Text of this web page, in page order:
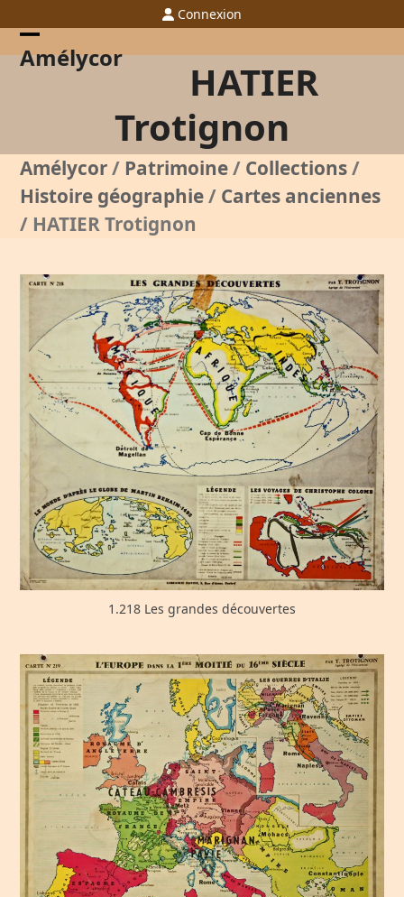
to
content
Connexion
Amélycor
Open
Close
HATIER
Trotignon
Amélycor/ Patrimoine/ Collections/
Histoire géographie/ Cartes anciennes
/ HATIER Trotignon
1.218 Les grandes découvertes